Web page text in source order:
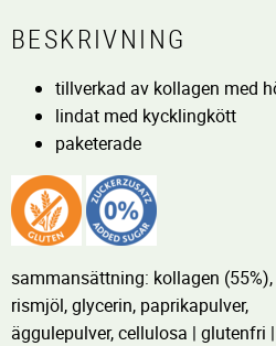
BESKRIVNING
tillverkad av kollagen med
lindat med kycklingkött
paketerade
sammansättning: kollagen
rismjöl, glycerin, paprikapulver,
äggulepulver, cellulosa | glutenfri